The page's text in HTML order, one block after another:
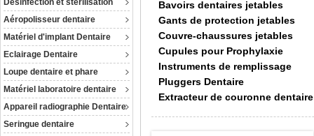
Désinfection et stérilisation
Aéropolisseur dentaire
Matériel d'implant Dentaire
Eclairage Dentaire
Loupe dentaire et phare
Matériel laboratoire dentaire
Appareil radiographie Dentaire
Seringue dentaire
Bavoirs dentaires jetables
Gants de protection jetables
Couvre-chaussures jetables
Cupules pour Prophylaxie
Instruments de remplissage
Pluggers Dentaire
Extracteur de couronne dentaire